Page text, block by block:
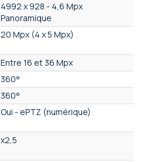
4992 x 928 - 4,6 Mpx
Panoramique
20 Mpx (4 x 5 Mpx)
Entre 16 et 36 Mpx
360°
360°
Oui - ePTZ (numérique)
x2,5